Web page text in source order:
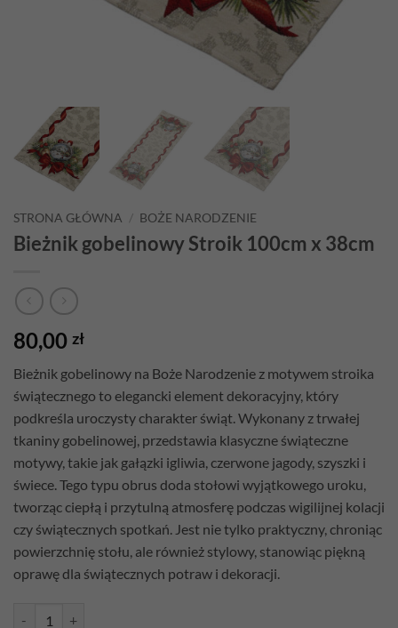
STRONA GŁÓWNA / BOŻE NARODZENIE
Bieżnik gobelinowy Stroik 100cm x 38cm
80,00 zł
Bieżnik gobelinowy na Boże Narodzenie z motywem stroika
świątecznego to elegancki element dekoracyjny, który
podkreśla uroczysty charakter świąt. Wykonany z trwałej
tkaniny gobelinowej, przedstawia klasyczne świąteczne
motywy, takie jak gałązki igliwia, czerwone jagody, szyszki i
świece. Tego typu obrus doda stołowi wyjątkowego uroku,
tworząc ciepłą i przytulną atmosferę podczas wigilijnej kolacji
czy świątecznych spotkań. Jest nie tylko praktyczny, chroniąc
powierzchnię stołu, ale również stylowy, stanowiąc piękną
oprawę dla świątecznych potraw i dekoracji.